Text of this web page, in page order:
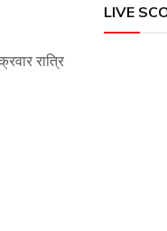
रात्रि
LIVE